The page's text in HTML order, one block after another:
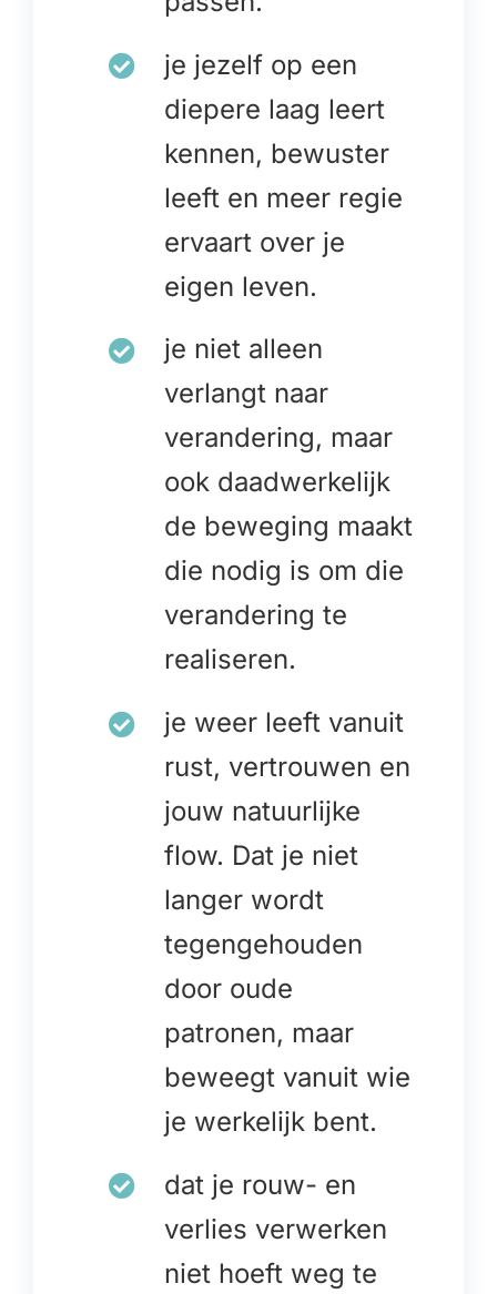
je jezelf op een
diepere laag leert
kennen, bewuster
leeft en meer regie
ervaart over je
eigen leven.
je niet alleen
verlangt naar
verandering, maar
ook daadwerkelijk
de beweging maakt
die nodig is om die
verandering te
realiseren.
je weer leeft vanuit
rust, vertrouwen en
jouw natuurlijke
flow. Dat je niet
langer wordt
tegengehouden
door oude
patronen, maar
beweegt vanuit wie
je werkelijk bent.
dat je rouw- en
verlies verwerken
niet hoeft weg te